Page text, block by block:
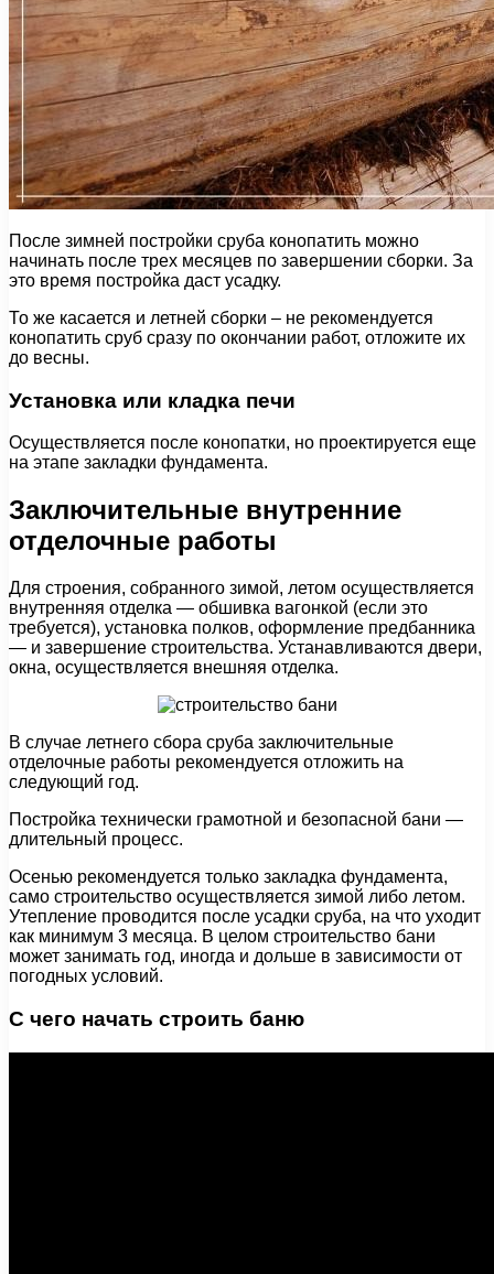
После зимней постройки сруба конопатить можно
начинать после трех месяцев по завершении сборки. За
это время постройка даст усадку.
То же касается и летней сборки – не рекомендуется
конопатить сруб сразу по окончании работ, отложите их
до весны.
Установка или кладка печи
Осуществляется после конопатки, но проектируется еще
на этапе закладки фундамента.
Заключительные внутренние
отделочные работы
Для строения, собранного зимой, летом осуществляется
внутренняя отделка — обшивка вагонкой (если это
требуется), установка полков, оформление предбанника
— и завершение строительства. Устанавливаются двери,
окна, осуществляется внешняя отделка.
В случае летнего сбора сруба заключительные
отделочные работы рекомендуется отложить на
следующий год.
Постройка технически грамотной и безопасной бани —
длительный процесс.
Осенью рекомендуется только закладка фундамента,
само строительство осуществляется зимой либо летом.
Утепление проводится после усадки сруба, на что уходит
как минимум 3 месяца. В целом строительство бани
может занимать год, иногда и дольше в зависимости от
погодных условий.
С чего начать строить баню